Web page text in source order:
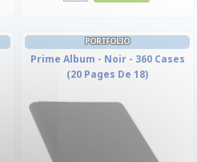
PORTFOLIO
Prime Album - Noir - 360 Cases
(20 Pages De 18)